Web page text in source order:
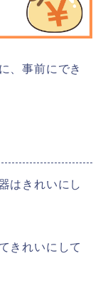
、事前にでき
はきれいにし
きれいにして